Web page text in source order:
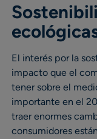
El interés por la
impacto que el
tener sobre el
importante en el
traer enormes
consumidores